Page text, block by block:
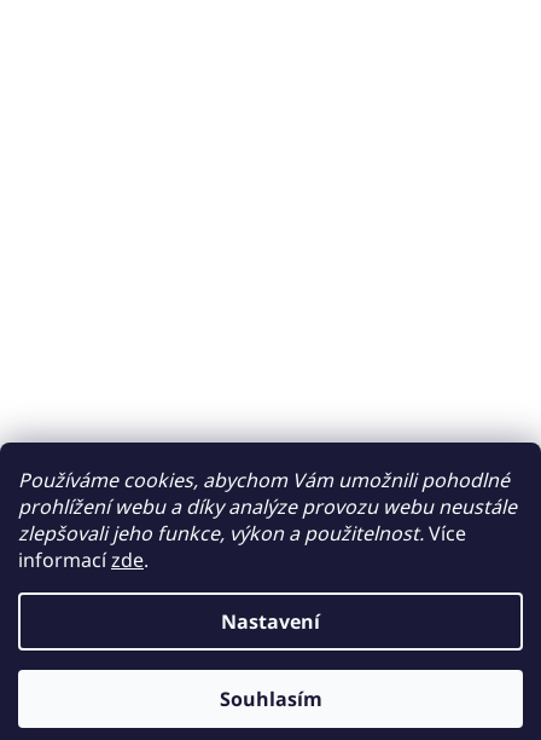
Používáme cookies, abychom Vám umožnili pohodlné
prohlížení webu a díky analýze provozu webu neustále
zlepšovali jeho funkce, výkon a použitelnost.Více
informacízde.
Nastavení
Souhlasím